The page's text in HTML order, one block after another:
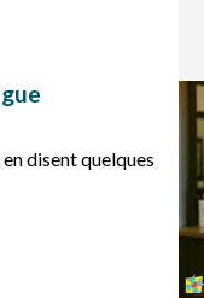
disent quelques